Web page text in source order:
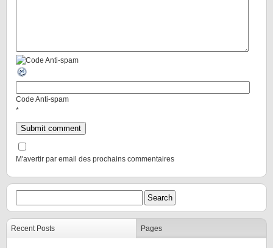
Code Anti-spam
*
M'avertir par email des prochains commentaires
Recent Posts Pages